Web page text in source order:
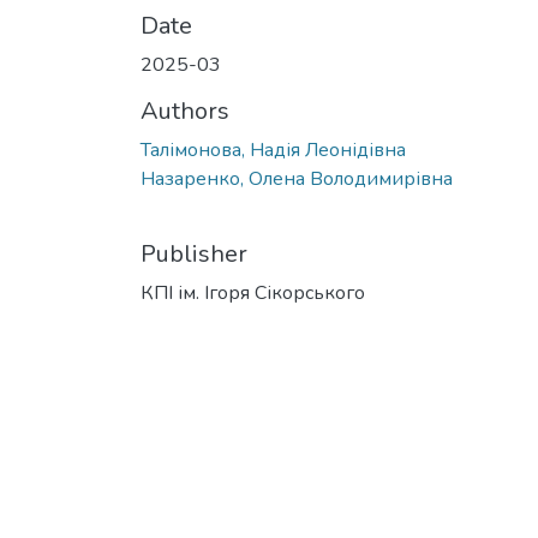
Date
2025-03
Authors
Талімонова, Надія Леонідівна
Назаренко, Олена Володимирівна
Publisher
КПІ ім. Ігоря Сікорського